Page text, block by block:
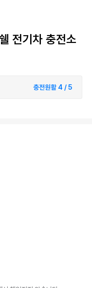
전기차 충전소
충전원활 4 / 5